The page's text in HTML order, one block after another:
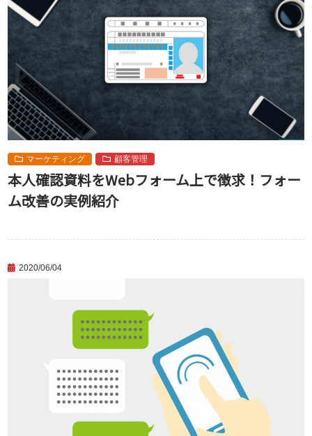
マーケティング 顧客管理
本人確認資料をWebフォーム上で徴求！フォー
ム改善の実例紹介
2020/06/04